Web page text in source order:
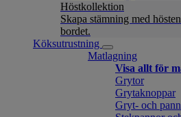
Höstkollektion
Skapa stämning med
bordet.
Köksutrustning
Matlagning
Visa allt för
Grytor
Grytaknoppar
Gryt- och